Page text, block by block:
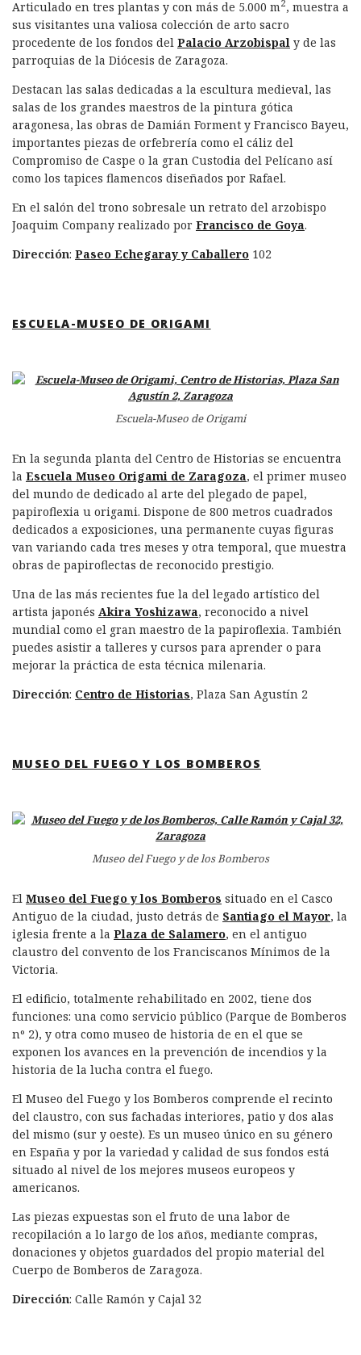
Articulado en tres plantas y con más de 5.000 m2, muestra a
sus visitantes una valiosa colección de arto sacro
procedente de los fondos del Palacio Arzobispal y de las
parroquias de la Diócesis de Zaragoza.
Destacan las salas dedicadas a la escultura medieval, las
salas de los grandes maestros de la pintura gótica
aragonesa, las obras de Damián Forment y Francisco Bayeu,
importantes piezas de orfebrería como el cáliz del
Compromiso de Caspe o la gran Custodia del Pelícano así
como los tapices flamencos diseñados por Rafael.
En el salón del trono sobresale un retrato del arzobispo
Joaquim Company realizado por Francisco de Goya.
Dirección: Paseo Echegaray y Caballero 102
ESCUELA-MUSEO DE ORIGAMI
Escuela-Museo de Origami
En la segunda planta del Centro de Historias se encuentra
la Escuela Museo Origami de Zaragoza, el primer museo
del mundo de dedicado al arte del plegado de papel,
papiroflexia u origami. Dispone de 800 metros cuadrados
dedicados a exposiciones, una permanente cuyas figuras
van variando cada tres meses y otra temporal, que muestra
obras de papiroflectas de reconocido prestigio.
Una de las más recientes fue la del legado artístico del
artista japonés Akira Yoshizawa, reconocido a nivel
mundial como el gran maestro de la papiroflexia. También
puedes asistir a talleres y cursos para aprender o para
mejorar la práctica de esta técnica milenaria.
Dirección: Centro de Historias, Plaza San Agustín 2
MUSEO DEL FUEGO Y LOS BOMBEROS
Museo del Fuego y de los Bomberos
El Museo del Fuego y los Bomberos situado en el Casco
Antiguo de la ciudad, justo detrás de Santiago el Mayor, la
iglesia frente a la Plaza de Salamero, en el antiguo
claustro del convento de los Franciscanos Mínimos de la
Victoria.
El edificio, totalmente rehabilitado en 2002, tiene dos
funciones: una como servicio público (Parque de Bomberos
nº 2), y otra como museo de historia de en el que se
exponen los avances en la prevención de incendios y la
historia de la lucha contra el fuego.
El Museo del Fuego y los Bomberos comprende el recinto
del claustro, con sus fachadas interiores, patio y dos alas
del mismo (sur y oeste). Es un museo único en su género
en España y por la variedad y calidad de sus fondos está
situado al nivel de los mejores museos europeos y
americanos.
Las piezas expuestas son el fruto de una labor de
recopilación a lo largo de los años, mediante compras,
donaciones y objetos guardados del propio material del
Cuerpo de Bomberos de Zaragoza.
Dirección: Calle Ramón y Cajal 32